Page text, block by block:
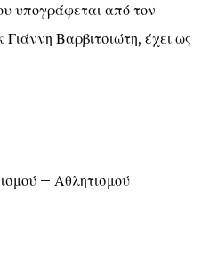
υπογράφεται από τον
Βαρβιτσιώτη, έχει ως
– Αθλητισμού